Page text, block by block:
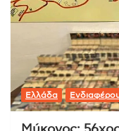
Ελλάδα